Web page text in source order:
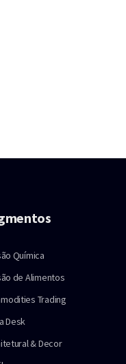
Química
de Alimentos
Trading
Desk
& Decor